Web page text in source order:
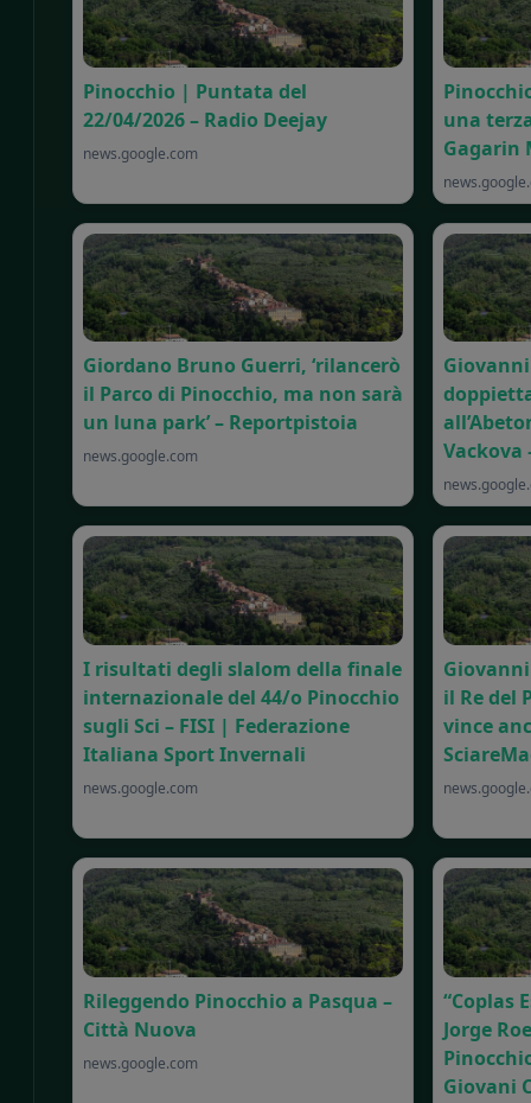
Pinocchio | Puntata del
22/04/2026 – Radio Deejay
news.google.com
una
Gagarin
Giordano Bruno Guerri, ‘rilancerò
il Parco di Pinocchio, ma non sarà
un luna park’ – Reportpistoia
news.google.com
I risultati degli slalom della finale
internazionale del 44/o Pinocchio
sugli Sci – FISI | Federazione
Italiana Sport Invernali
news.google.com
il Re del
vince
Rileggendo Pinocchio a Pasqua –
Città Nuova
news.google.com
“Coplas
Jorge
Giovani